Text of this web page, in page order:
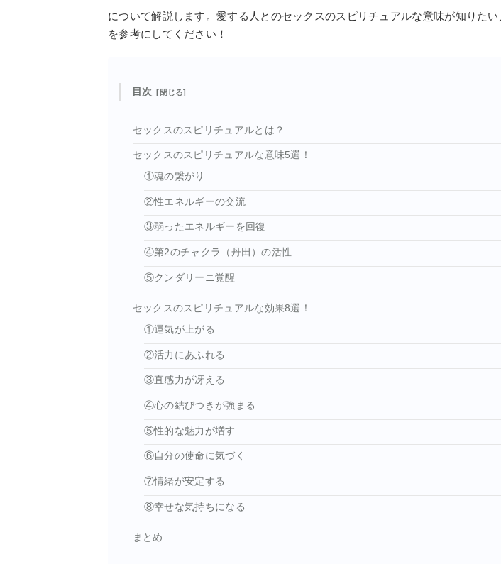
について解説します。愛する人とのセックスのスピリチュアルな意味が知りた
を参考にしてください！
目次
セックスのスピリチュアルとは？
セックスのスピリチュアルな意味5選！
①魂の繋がり
②性エネルギーの交流
③弱ったエネルギーを回復
④第2のチャクラ（丹田）の活性
⑤クンダリーニ覚醒
セックスのスピリチュアルな効果8選！
①運気が上がる
②活力にあふれる
③直感力が冴える
④心の結びつきが強まる
⑤性的な魅力が増す
⑥自分の使命に気づく
⑦情緒が安定する
⑧幸せな気持ちになる
まとめ